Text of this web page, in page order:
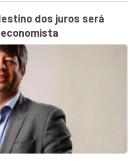
dos juros será